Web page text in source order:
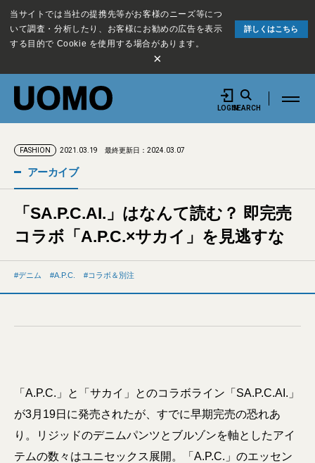
当サイトでは当社の提携先等がお客様のニーズ等につ
いて調査・分析したり、お客様にお勧めの広告を表示
する目的で Cookie を使用する場合があります。
詳しくはこちら
×
LOGINSEARCH
FASHION 2021.03.19 最終更新日：2024.03.07
アーカイブ
「SA.P.C.AI.」はなんて読む？ 即完売
コラボ「A.P.C.×サカイ」を見逃すな
デニム A.P.C. コラボ＆別注
「A.P.C.」と「サカイ」とのコラボライン「SA.P.C.AI.」
が3月19日に発売されたが、すでに早期完売の恐れあ
り。リジッドのデニムパンツとブルゾンを軸としたアイ
テムの数々はユニセックス展開。「A.P.C.」のエッセン